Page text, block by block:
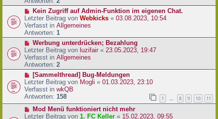
t
a
g
r
B
e
i
t
a
g
N
e
u
e
r
B
e
i
t
a
g
Kein Zugriff auf Admin-Funktion im eigenen Chat.
Letzter Beitrag von Webkicks « 03.08.2023, 10:54
Verfasst in Allgemeines
Antworten: 1
N
e
u
e
r
B
e
i
t
a
Werbung unterdrücken; Bezahlung
Letzter Beitrag von luzifair « 23.05.2023, 19:47
Verfasst in Allgemeines
Antworten: 2
N
e
u
e
r
B
[Sammelthread] Bug-Meldungen
Letzter Beitrag von Mogli « 01.03.2023, 23:10
Verfasst in wkQB
Antworten: 158 1 … 8 9 10 11
N
e
Mod Menü funktioniert nicht mehr
Letzter Beitrag von 1. FC Keller « 15.02.2023, 09:55